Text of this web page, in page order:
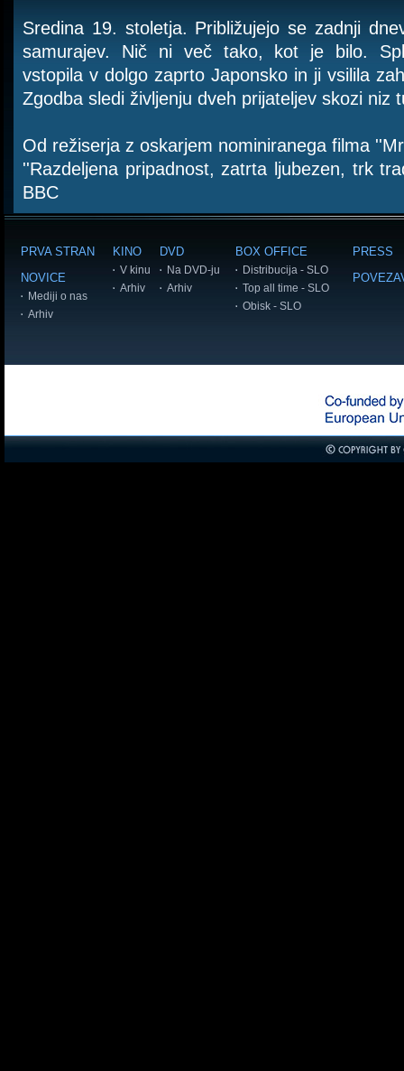
Sredina 19. stoletja. Približujejo se zadnji
samurajev. Nič ni več tako, kot je bilo.
vstopila v dolgo zaprto Japonsko in ji vsilila
Zgodba sledi življenju dveh prijateljev skozi niz
Od režiserja z oskarjem nominiranega filma
''Razdeljena pripadnost, zatrta ljubezen, trk
BBC
PRVA STRAN
NOVICE
Mediji o nas
Arhiv
KINO
V kinu
Arhiv
DVD
Na DVD-ju
Arhiv
BOX OFFICE
Distribucija - SLO
Top all time - SLO
Obisk - SLO
PRESS